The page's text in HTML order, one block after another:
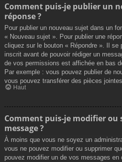
Comment puis-je publier un
réponse ?
Pour publier un nouveau sujet dans un
« Nouveau sujet ». Pour publier une
cliquez sur le bouton « Répondre ». Il se
inscrit avant de pouvoir rédiger un
de vos permissions est affichée en bas
Par exemple : vous pouvez publier de
vous pouvez transférer des pièces
Haut
Comment puis-je modifier ou
message ?
À moins que vous ne soyez un
vous ne pouvez modifier ou supprimer
pouvez modifier un de vos messages en